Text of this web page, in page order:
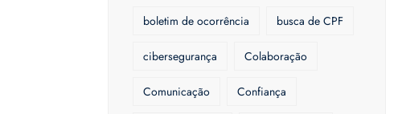
boletim de ocorrência busca de CPF
cibersegurança Colaboração
Comunicação Confiança